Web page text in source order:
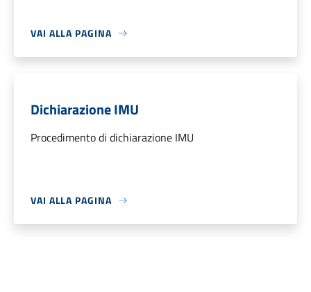
VAI ALLA PAGINA
Dichiarazione IMU
Procedimento di dichiarazione IMU
VAI ALLA PAGINA